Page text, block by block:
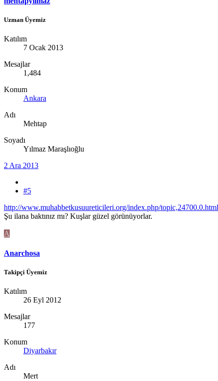
Uzman Üyemiz
Katılım
7 Ocak 2013
Mesajlar
1,484
Konum
Ankara
Adı
Mehtap
Soyadı
Yılmaz Maraşlıoğlu
2 Ara 2013
#5
http://www.muhabbetkusuureticileri.org/index.php/topic,24700.0.html
Şu ilana baktınız mı? Kuşlar güzel görünüyorlar.
A
Anarchosa
Takipçi Üyemiz
Katılım
26 Eyl 2012
Mesajlar
177
Konum
Diyarbakır
Adı
Mert